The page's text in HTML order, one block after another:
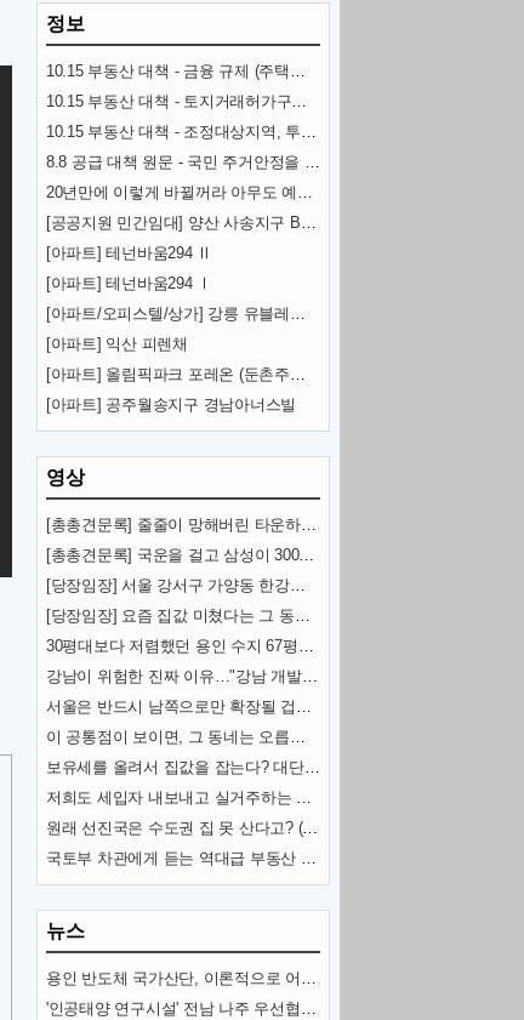
정보
10.15 부동산 대책 - 금융 규제 (주택담보대출, 스트레스 금리, 전세대출 DSR)
10.15 부동산 대책 - 토지거래허가구역 추가 지정과 규제 내용
10.15 부동산 대책 - 조정대상지역, 투기과열지구 추가 지정과 규제 내용
8.8 공급 대책 원문 - 국민 주거안정을 위한 주택공급 확대방안
20년만에 이렇게 바뀔꺼라 아무도 예상 못한 교통수단 (KTX)
[공공지원 민간임대] 양산 사송지구 B-8BL 사송 롯데캐슬
[아파트] 테넌바움294 Ⅱ
[아파트] 테넌바움294 Ⅰ
[아파트/오피스텔/상가] 강릉 유블레스 리센트
[아파트] 익산 피렌채
[아파트] 올림픽파크 포레온 (둔촌주공 재건축)
[아파트] 공주월송지구 경남아너스빌
영상
[총총견문록] 줄줄이 망해버린 타운하우스·빌라
[총총견문록] 국운을 걸고 삼성이 300조 쏟아붓는 땅 (용인 국가반도체산단)
[당장임장] 서울 강서구 가양동 한강변 아파트 (가양중앙하이츠)
[당장임장] 요즘 집값 미쳤다는 그 동네 (분당신도시)
30평대보다 저렴했던 용인 수지 67평형 아파트 1,2편
강남이 위험한 진짜 이유…"강남 개발자들이 가장 후회한 '이것'이 남긴 이 땅의 한계" (김시덕)
서울은 반드시 남쪽으로만 확장될 겁니다 (김시덕 박사)
이 공통점이 보이면, 그 동네는 오릅니다! (제2의 강남?) (도시문헌학자 김시덕)
보유세를 올려서 집값을 잡는다? 대단한 착각입니다. (서울대 김경민 교수)
저희도 세입자 내보내고 실거주하는 게 맞나요? (앞으로 전월세 난리 나는 이유)
원래 선진국은 수도권 집 못 산다고? (+ 이상경 국토부차관 뒷이야기)
국토부 차관에게 듣는 역대급 부동산 대책의 의미 [이상경 국토부 제1차관]
뉴스
용인 반도체 국가산단, 이론적으로 어려운 까닭
'인공태양 연구시설' 전남 나주 우선협상대상자 선정(종합)